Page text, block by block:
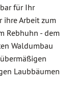
für Ihr
Arbeit zum
Rebhuhn - dem
Waldumbau
Laubbäumen